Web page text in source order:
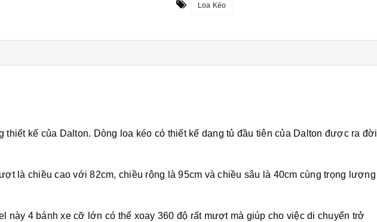
Loa Kéo
thiết kế của Dalton. Dòng loa kéo có thiết kế dạng tủ đầu tiên của Dalton được ra đời
là chiều cao với 82cm, chiều rộng là 95cm và chiều sâu là 40cm cùng trọng lượng
này 4 bánh xe cỡ lớn có thể xoay 360 độ rất mượt mà giúp cho việc di chuyển trở